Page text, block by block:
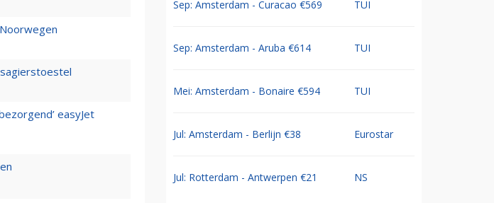
easyJet
Sep: Amsterdam - Curacao €569 TUI
Sep: Amsterdam - Aruba €614 TUI
Mei: Amsterdam - Bonaire €594 TUI
Jul: Amsterdam - Berlijn €38 Eurostar
Jul: Rotterdam - Antwerpen €21 NS